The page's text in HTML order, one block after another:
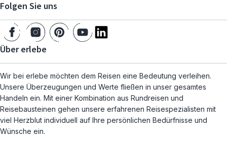
Folgen Sie uns
Über erlebe
Wir bei erlebe möchten dem Reisen eine Bedeutung verleihen.
Unsere Überzeugungen und Werte fließen in unser gesamtes
Handeln ein. Mit einer Kombination aus Rundreisen und
Reisebausteinen gehen unsere erfahrenen Reisespezialisten mit
viel Herzblut individuell auf Ihre persönlichen Bedürfnisse und
Wünsche ein.